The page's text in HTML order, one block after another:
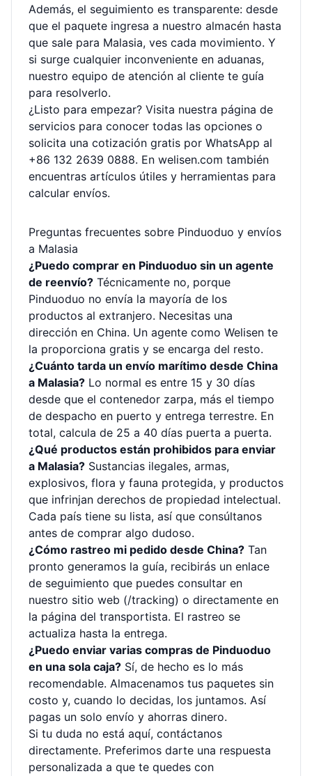
Además, el seguimiento es transparente: desde
que el paquete ingresa a nuestro almacén hasta
que sale para Malasia, ves cada movimiento. Y
si surge cualquier inconveniente en aduanas,
nuestro equipo de atención al cliente te guía
para resolverlo.
¿Listo para empezar? Visita nuestra página de
servicios para conocer todas las opciones o
solicita una cotización gratis por WhatsApp al
+86 132 2639 0888. En welisen.com también
encuentras artículos útiles y herramientas para
calcular envíos.
Preguntas frecuentes sobre Pinduoduo y envíos
a Malasia
¿Puedo comprar en Pinduoduo sin un agente
de reenvío? Técnicamente no, porque
Pinduoduo no envía la mayoría de los
productos al extranjero. Necesitas una
dirección en China. Un agente como Welisen te
la proporciona gratis y se encarga del resto.
¿Cuánto tarda un envío marítimo desde China
a Malasia? Lo normal es entre 15 y 30 días
desde que el contenedor zarpa, más el tiempo
de despacho en puerto y entrega terrestre. En
total, calcula de 25 a 40 días puerta a puerta.
¿Qué productos están prohibidos para enviar
a Malasia? Sustancias ilegales, armas,
explosivos, flora y fauna protegida, y productos
que infrinjan derechos de propiedad intelectual.
Cada país tiene su lista, así que consúltanos
antes de comprar algo dudoso.
¿Cómo rastreo mi pedido desde China? Tan
pronto generamos la guía, recibirás un enlace
de seguimiento que puedes consultar en
nuestro sitio web (/tracking) o directamente en
la página del transportista. El rastreo se
actualiza hasta la entrega.
¿Puedo enviar varias compras de Pinduoduo
en una sola caja? Sí, de hecho es lo más
recomendable. Almacenamos tus paquetes sin
costo y, cuando lo decidas, los juntamos. Así
pagas un solo envío y ahorras dinero.
Si tu duda no está aquí, contáctanos
directamente. Preferimos darte una respuesta
personalizada a que te quedes con